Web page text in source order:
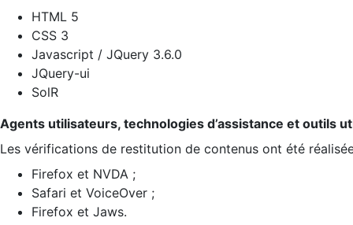
HTML 5
CSS 3
Javascript / JQuery 3.6.0
JQuery-ui
SolR
Agents utilisateurs, technologies d’assistance et outils
Les vérifications de restitution de contenus ont été
Firefox et NVDA ;
Safari et VoiceOver ;
Firefox et Jaws.